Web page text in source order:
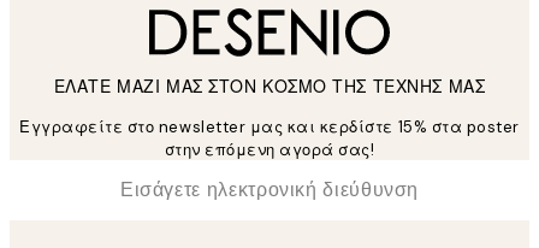
ΕΛΑΤΕ ΜΑΖΙ ΜΑΣ ΣΤΟΝ ΚΟΣΜΟ ΤΗΣ ΤΕΧΝΗΣ ΜΑΣ
Εγγραφείτε στο newsletter μας και κερδίστε 15% στα poster
στην επόμενη αγορά σας!
Ηλεκτρονική Διεύθυνση